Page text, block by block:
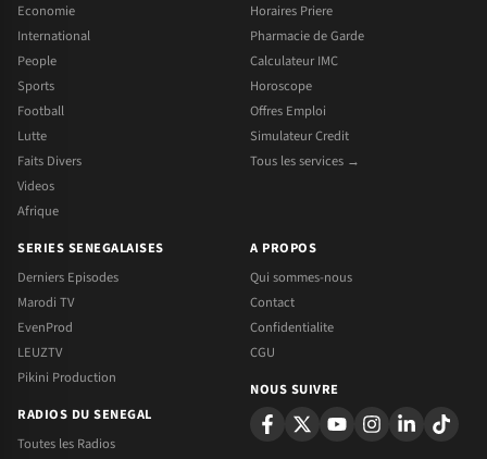
Economie
International
People
Sports
Football
Lutte
Faits Divers
Videos
Afrique
Horaires Priere
Pharmacie de Garde
Calculateur IMC
Horoscope
Offres Emploi
Simulateur Credit
Tous les services →
SERIES SENEGALAISES
Derniers Episodes
Marodi TV
EvenProd
LEUZTV
Pikini Production
RADIOS DU SENEGAL
Toutes les Radios
A PROPOS
Qui sommes-nous
Contact
Confidentialite
CGU
NOUS SUIVRE